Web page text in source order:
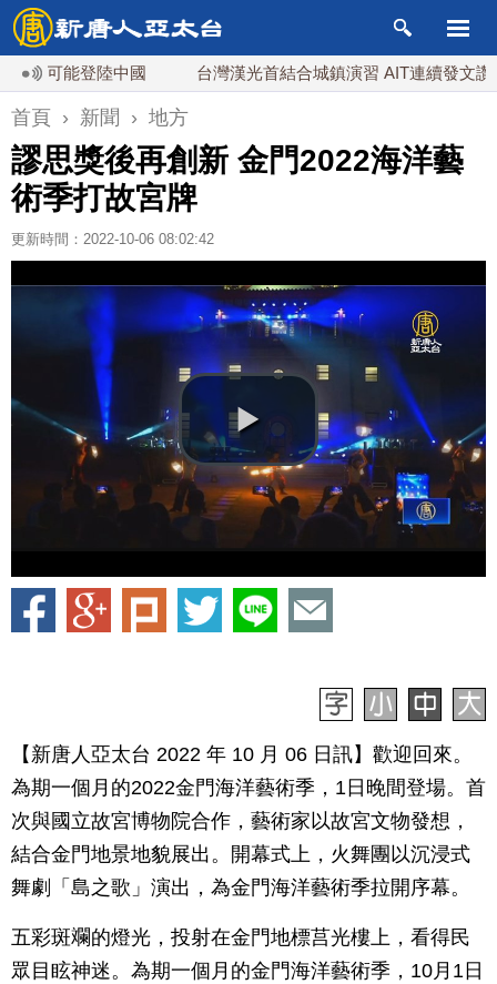
能登陸中國 台灣漢光首結合城鎮演習 AIT連續發文讚「韌性
首頁 › 新聞 › 地方
謬思獎後再創新 金門2022海洋藝
術季打故宮牌
更新時間：2022-10-06 08:02:42
【新唐人亞太台 2022 年 10 月 06 日訊】歡迎回來。
為期一個月的2022金門海洋藝術季，1日晚間登場。首
次與國立故宮博物院合作，藝術家以故宮文物發想，
結合金門地景地貌展出。開幕式上，火舞團以沉浸式
舞劇「島之歌」演出，為金門海洋藝術季拉開序幕。
五彩斑斕的燈光，投射在金門地標莒光樓上，看得民
眾目眩神迷。為期一個月的金門海洋藝術季，10月1日